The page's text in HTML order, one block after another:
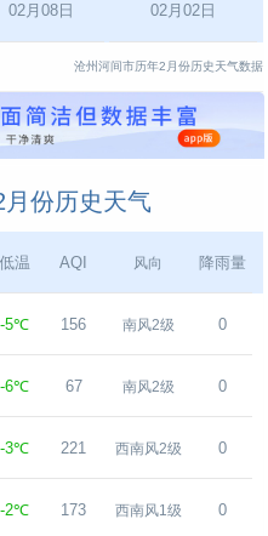
02月08日 02月02日
沧州河间市历年2月份历史天气数据
份历史天气
低温 AQI 风向 降雨量
-5℃ 156 南风2级 0
-6℃ 67 南风2级 0
-3℃ 221 西南风2级 0
-2℃ 173 西南风1级 0